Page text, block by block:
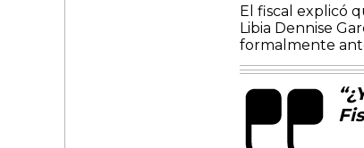
El fiscal explicó
Libia Dennise
formalmente